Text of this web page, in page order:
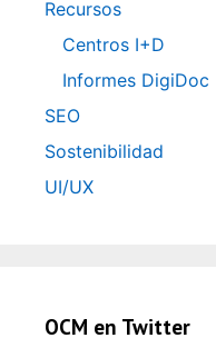
Recursos
Centros I+D
Informes DigiDoc
SEO
Sostenibilidad
UI/UX
OCM en Twitter